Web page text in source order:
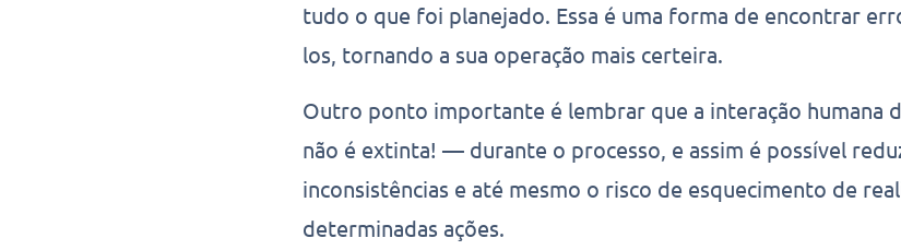
tudo o que foi planejado. Essa é uma forma de encontrar
los, tornando a sua operação mais certeira.
Outro ponto importante é lembrar que a interação humana
não é extinta! — durante o processo, e assim é possível
inconsistências e até mesmo o risco de esquecimento de
determinadas ações.